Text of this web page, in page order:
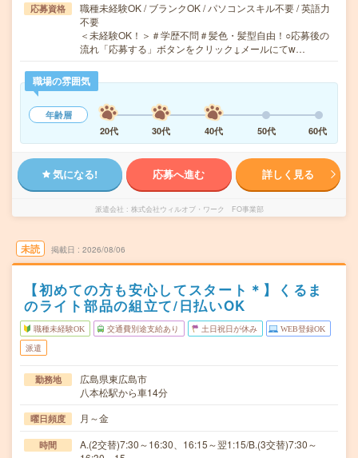
応募資格
職種未経験OK / ブランクOK / パソコンスキル不要 / 英語力
不要
＜未経験OK！＞＃学歴不問＃髪色・髪型自由！○応募後の
流れ「応募する」ボタンをクリック↓メールにてw…
職場の雰囲気
年齢層
20代
30代 40代 50代 60代
気になる! 応募へ進む 詳しく見る
派遣会社 株式会社ウィルオブ・ワーク FO事業部
未読 掲載日 2026/08/06
【初めての方も安心してスタート＊】くるま
のライト部品の組立て/日払いOK
職種未経験OK 交通費別途支給あり 土日祝日が休み WEB登録OK
派遣
勤務地
広島県東広島市
八本松駅から車14分
曜日頻度 月～金
時間
A.(2交替)7:30～16:30、16:15～翌1:15/B.(3交替)7:30～